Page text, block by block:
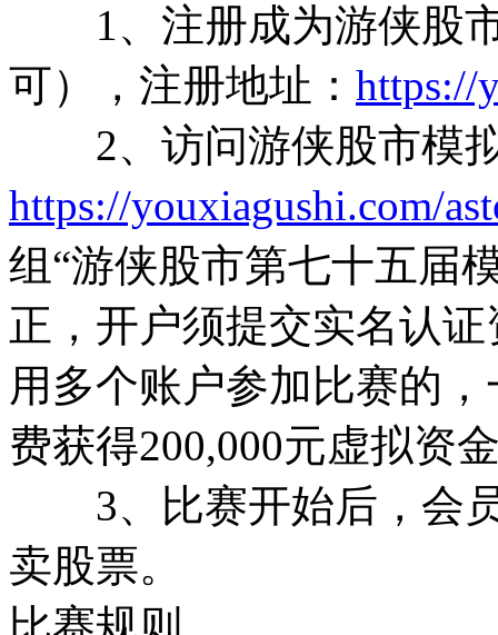
1、注册成为游侠股市
可），注册地址： https://
2、访问游侠股市模拟
https://youxiagushi.com/
组“游侠股市第七十五届
正，开户须提交实名认
用多个账户参加比赛的
费获得200,000元虚拟资
3、比赛开始后，会员
卖股票。